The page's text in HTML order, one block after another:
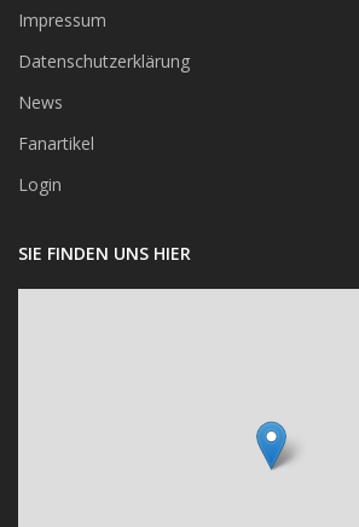
Impressum
Datenschutzerklärung
News
Fanartikel
Login
SIE FINDEN UNS HIER